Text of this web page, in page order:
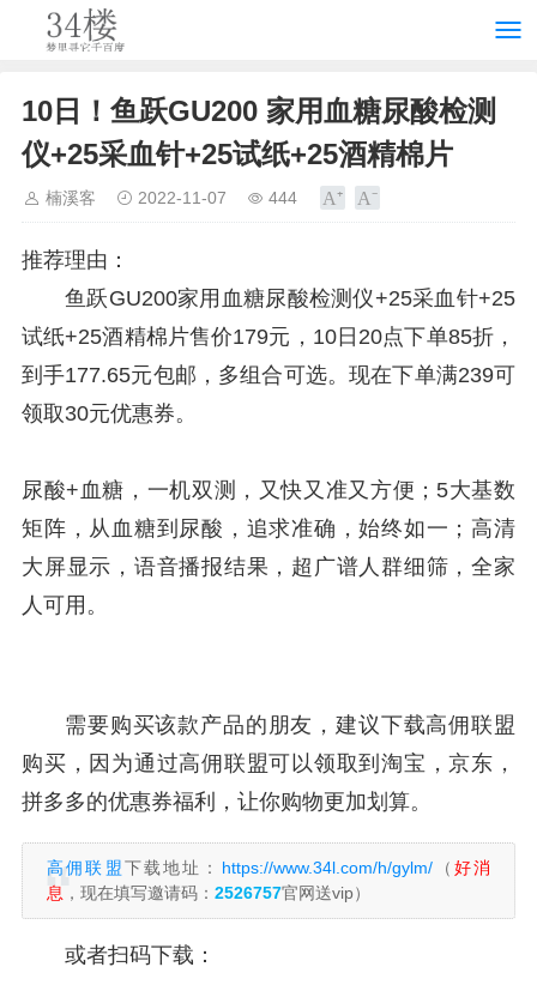
10日！鱼跃GU200 家用血糖尿酸检测
仪+25采血针+25试纸+25酒精棉片
楠溪客 2022-11-07 444
推荐理由：
鱼跃GU200家用血糖尿酸检测仪+25采血针+25
试纸+25酒精棉片售价179元，10日20点下单85折，
到手177.65元包邮，多组合可选。现在下单满239可
领取30元优惠券。
尿酸+血糖，一机双测，又快又准又方便；5大基数
矩阵，从血糖到尿酸，追求准确，始终如一；高清
大屏显示，语音播报结果，超广谱人群细筛，全家
人可用。
需要购买该款产品的朋友，建议下载高佣联盟
购买，因为通过高佣联盟可以领取到淘宝，京东，
拼多多的优惠券福利，让你购物更加划算。
高佣联盟下载地址： https://www.34l.com/h/gylm/（ 好消
息 ，现在填写邀请码： 2526757官网送vip）
或者扫码下载：